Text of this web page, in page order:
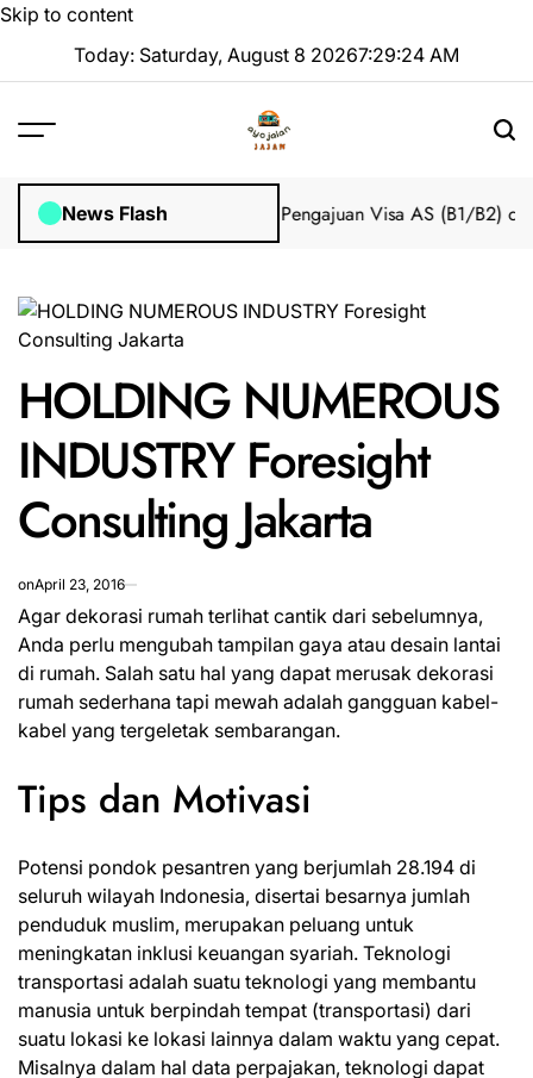
Skip to content
Today: Saturday, August 8 20267:29:25 AM
News Flash
2025 Tanpa Stres Bantuan Pengajuan Visa AS (B1/B2) dari
HOLDING NUMEROUS
INDUSTRY Foresight
Consulting Jakarta
onApril 23, 2016
Agar dekorasi rumah terlihat cantik dari sebelumnya,
Anda perlu mengubah tampilan gaya atau desain lantai
di rumah. Salah satu hal yang dapat merusak dekorasi
rumah sederhana tapi mewah adalah gangguan kabel-
kabel yang tergeletak sembarangan.
Tips dan Motivasi
Potensi pondok pesantren yang berjumlah 28.194 di
seluruh wilayah Indonesia, disertai besarnya jumlah
penduduk muslim, merupakan peluang untuk
meningkatan inklusi keuangan syariah. Teknologi
transportasi adalah suatu teknologi yang membantu
manusia untuk berpindah tempat (transportasi) dari
suatu lokasi ke lokasi lainnya dalam waktu yang cepat.
Misalnya dalam hal data perpajakan, teknologi dapat